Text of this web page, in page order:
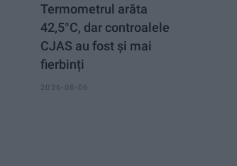
Termometrul arăta
42,5°C, dar controalele
CJAS au fost și mai
fierbinți
2026-08-06